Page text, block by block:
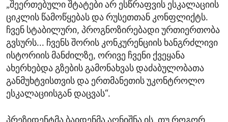
„შეერთებული შტატები არ ესწრაფვის ესკალაციის
ციკლის წამოწყებას და რუსეთთან კონფლიქტს.
ჩვენ სტაბილური, პროგნოზირებადი ურთიერთობა
გვსურს... ჩვენს შორის კონკურენციის ხანგრძლივი
ისტორიის მანძილზე, ორივე ჩვენი ქვეყანა
ახერხებდა გზების გამონახვას დაძაბულობათა
განმუხტვისთვის და ერთმანეთის უკონტროლო
ესკალაციისგან დაცვას“.